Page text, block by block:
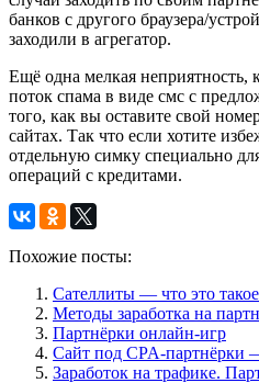
банков с другого браузера/
заходили в агрегатор.
Ещё одна мелкая неприятность,
поток спама в виде смс с
того, как вы оставите свой
сайтах. Так что если хотите
отдельную симку специально
операций с кредитами.
Похожие посты:
Сателлиты — что это
Методы заработка на
Партнёрки онлайн-игр
Сайт под CPA-партнёрки
Заработок на трафике.